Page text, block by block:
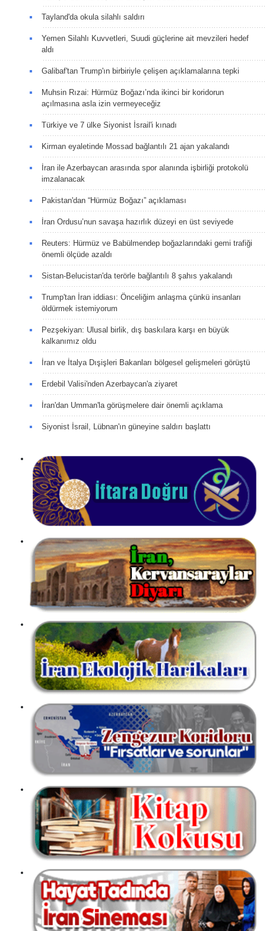
Tayland'da okula silahlı saldırı
Yemen Silahlı Kuvvetleri, Suudi güçlerine ait mevzileri hedef
aldı
Galibaf'tan Trump'ın birbiriyle çelişen açıklamalarına tepki
Muhsin Rızai: Hürmüz Boğazı’nda ikinci bir koridorun
açılmasına asla izin vermeyeceğiz
Türkiye ve 7 ülke Siyonist İsrail'i kınadı
Kirman eyaletinde Mossad bağlantılı 21 ajan yakalandı
İran ile Azerbaycan arasında spor alanında işbirliği protokolü
imzalanacak
Pakistan'dan “Hürmüz Boğazı” açıklaması
İran Ordusu’nun savaşa hazırlık düzeyi en üst seviyede
Reuters: Hürmüz ve Babülmendep boğazlarındaki gemi trafiği
önemli ölçüde azaldı
Sistan-Belucistan'da terörle bağlantılı 8 şahıs yakalandı
Trump'tan İran iddiası: Önceliğim anlaşma çünkü insanları
öldürmek istemiyorum
Pezşekiyan: Ulusal birlik, dış baskılara karşı en büyük
kalkanımız oldu
İran ve İtalya Dışişleri Bakanları bölgesel gelişmeleri görüştü
Erdebil Valisi'nden Azerbaycan'a ziyaret
İran'dan Umman'la görüşmelere dair önemli açıklama
Siyonist İsrail, Lübnan'ın güneyine saldırı başlattı